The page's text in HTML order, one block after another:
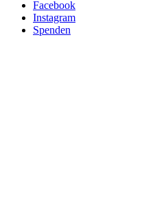
Facebook
Instagram
Spenden